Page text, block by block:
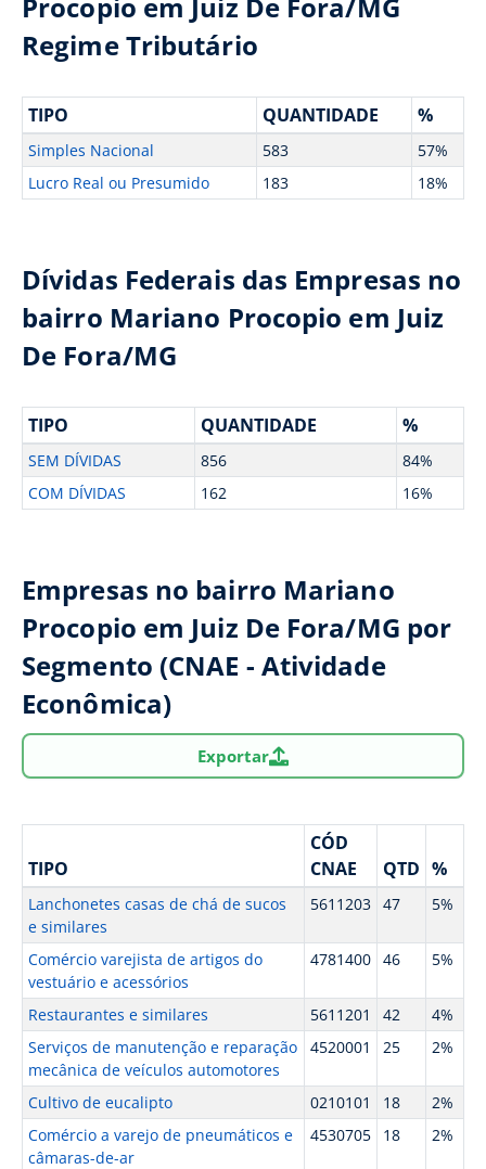
Regime Tributário
TIPO QUANTIDADE %
Simples Nacional 583
57%
Lucro Real ou Presumido
183 18%
Dívidas Federais das Empresas no
bairro Mariano Procopio em Juiz
De Fora/MG
TIPO QUANTIDADE %
SEM DÍVIDAS 856
84%
COM DÍVIDAS
162 16%
Empresas no bairro Mariano
Procopio em Juiz De Fora/MG por
Segmento (CNAE - Atividade
Econômica)
Exportar
TIPO
CÓD
CNAE
QTD %
Lanchonetes casas de chá de sucos
e similares
5611203 47 5%
Comércio varejista de artigos do
vestuário e acessórios
4781400 46 5%
Restaurantes e similares 5611201 42
4%
Serviços de manutenção e reparação
mecânica de veículos automotores
4520001 25 2%
Cultivo de eucalipto 0210101 18
2%
Comércio a varejo de pneumáticos e
câmaras-de-ar
4530705 18 2%